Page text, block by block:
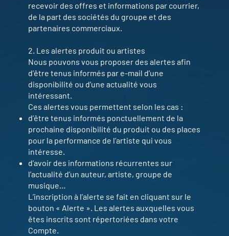
recevoir des offres et informations par courrier,
de la part des sociétés du groupe et des
partenaires commerciaux.
2. Les alertes produit ou artistes
Nous pouvons vous proposer des alertes afin
d’être tenus informés par e-mail d’une
disponibilité ou d’une actualité vous
intéressant.
Ces alertes vous permettent selon les cas :
d’être tenus informés ponctuellement de la
prochaine disponibilité du produit ou des places
pour la performance de l’artiste qui vous
intéresse.
d’avoir des informations récurrentes sur
l’actualité d’un auteur, artiste, groupe de
musique…
L’inscription à l’alerte se fait en cliquant sur le
bouton « Alerte ». Les alertes auxquelles vous
êtes inscrits sont répertoriées dans votre
Compte.